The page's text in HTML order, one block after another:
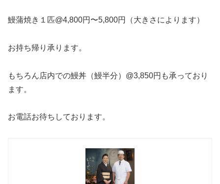
鰻蒲焼き１匹@4,800円〜5,800円（大きさによります）
お持ち帰り承ります。
もちろん店内での鰻丼（鰻半分）@3,850円も承っており
ます。
お電話お待ちしております。